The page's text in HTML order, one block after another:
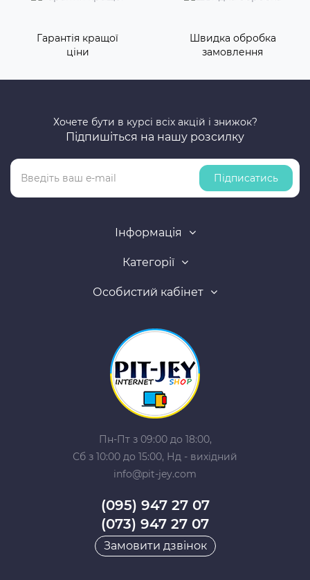
Гарантія кращої
ціни
Швидка обробка
замовлення
Хочете бути в курсі всіх акцій і знижок?
Підпишіться на нашу розсилку
Підписатись
Інформація
Категорії
Особистий кабінет
Пн-Пт з 09:00 до 18:00,
Сб з 10:00 до 15:00, Нд - вихідний
info@pit-jey.com
(095) 947 27 07
(073) 947 27 07
Замовити дзвінок